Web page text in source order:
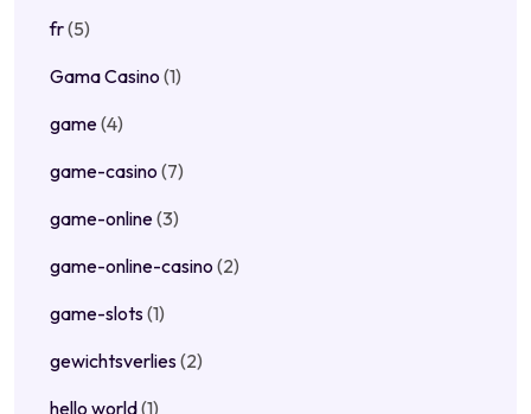
fr(5)
Gama Casino (1)
game(4)
game-casino (7)
game-online(3)
game-online-casino (2)
game-slots(1)
gewichtsverlies(2)
hello world(1)